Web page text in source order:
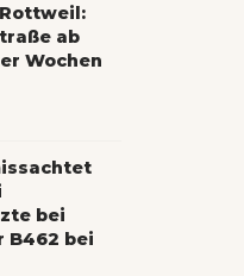
ab
Wochen
bei
B462 bei